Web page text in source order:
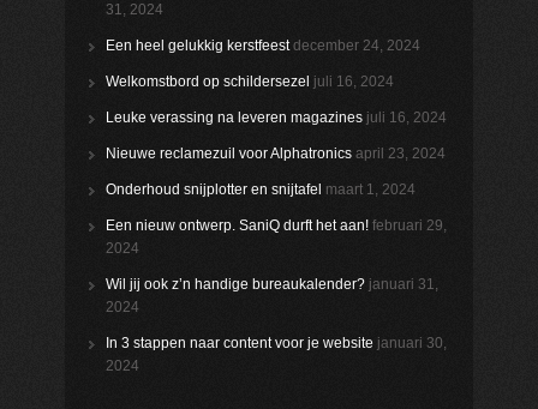
31, 2024
Een heel gelukkig kerstfeest december 24, 2024
Welkomstbord op schildersezel juli 16, 2024
Leuke verassing na leveren magazines juli 16, 2024
Nieuwe reclamezuil voor Alphatronics april 23, 2024
Onderhoud snijplotter en snijtafel maart 1, 2024
Een nieuw ontwerp. SaniQ durft het aan! februari 29,
2024
Wil jij ook z’n handige bureaukalender? januari 31,
2024
In 3 stappen naar content voor je website januari 30,
2024